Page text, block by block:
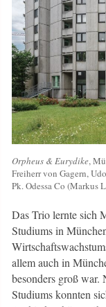
Orpheus & Eurydike,
Freiherr von Gagern,
Pk. Odessa Co (Markus
Das Trio lernte sich
Studiums in
allem auch in
besonders groß war.
Studiums konnten